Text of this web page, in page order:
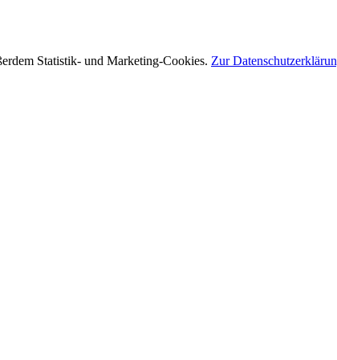
Statistik- und Marketing-Cookies. Zur